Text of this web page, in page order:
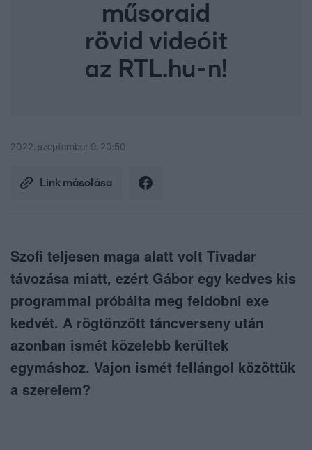
műsoraid
rövid videóit
az RTL.hu-n!
2022. szeptember 9. 20:50
Link másolása
Szofi teljesen maga alatt volt Tivadar
távozása miatt, ezért Gábor egy kedves kis
programmal próbálta meg feldobni exe
kedvét. A rögtönzött táncverseny után
azonban ismét közelebb kerültek
egymáshoz. Vajon ismét fellángol közöttük
a szerelem?